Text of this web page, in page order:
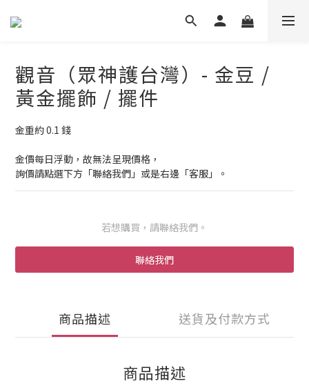
觀音（眾神護台灣）- 金豆 /
黃金擺飾 / 擺件
金重約 0.1 錢
金價每日浮動，故無法呈現價格，
詢價請點選下方「聯絡我們」或是右邊「客服」。
若想購買，請聯絡我們。
聯絡我們
商品描述 送貨及付款方式
商品描述